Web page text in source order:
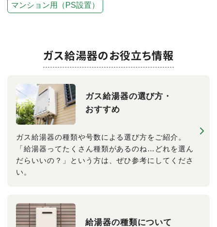
マンション用（PS設置）
ガス給湯器のお役立ち情報
ガス給湯器の​選び方・​
おすすめ
ガス給湯器の種類や号数による選び方をご紹介。
「給湯器ってたくさん種類があるのね…どれを選ん
だらいいの？」という方は、ぜひ参考にしてくださ
い。
給湯器の​種類に​ついて